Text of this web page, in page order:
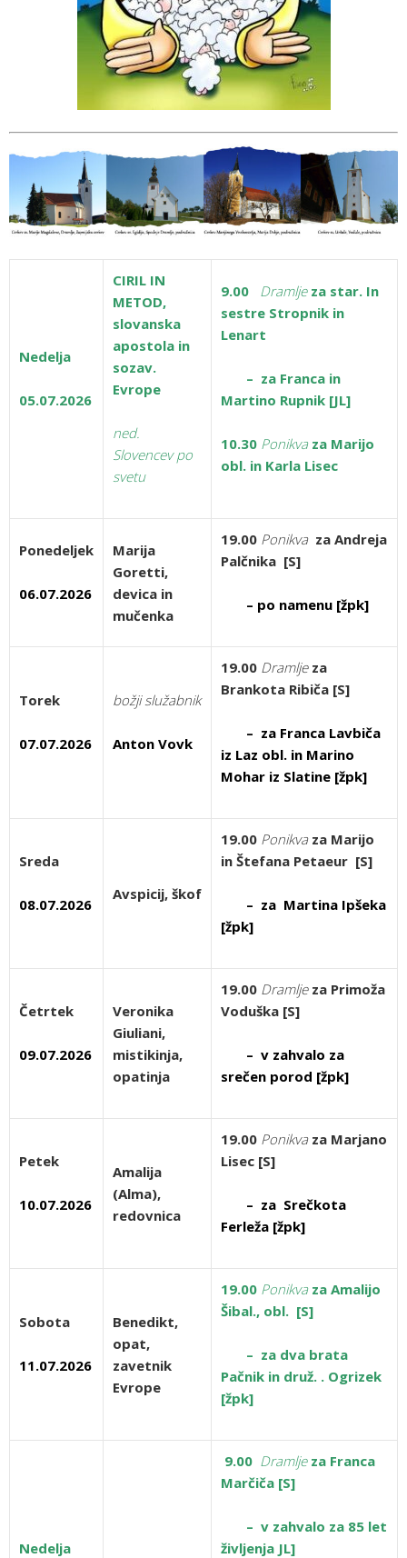
Nedelja
05.07.2026
CIRIL IN
METOD,
slovanska
apostola in
sozav.
Evrope
ned.
Slovencev po
svetu
9.00 Dramlje za star. In
sestre Stropnik in
Lenart
– za Franca in
Martino Rupnik [JL]
10.30 Ponikva za Marijo
obl. in Karla Lisec
Ponedeljek
06.07.2026
Marija
Goretti,
devica in
mučenka
19.00 Ponikvaza Andreja
Palčnika [S]
– po namenu [žpk]
Torek
07.07.2026
božji služabnik
Anton Vovk
19.00 Dramlje za
Brankota Ribiča [S]
– za Franca Lavbiča
iz Laz obl. in Marino
Mohar iz Slatine [žpk]
Sreda
08.07.2026
Avspicij, škof
19.00 Ponikvaza Marijo
in Štefana Petaeur [S]
– za Martina Ipšeka
[žpk]
Četrtek
09.07.2026
Veronika
Giuliani,
mistikinja,
opatinja
19.00 Dramlje za Primoža
Voduška [S]
– v zahvalo za
srečen porod [žpk]
Petek
10.07.2026
Amalija
(Alma),
redovnica
19.00 Ponikvaza Marjano
Lisec [S]
– za Srečkota
Ferleža [žpk]
Sobota
11.07.2026
Benedikt,
opat,
zavetnik
Evrope
19.00 Ponikvaza Amalijo
Šibal., obl. [S]
– za dva brata
Pačnik in druž. . Ogrizek
[žpk]
Nedelja
9.00 Dramlje za Franca
Marčiča [S]
– v zahvalo za 85 let
življenja JL]